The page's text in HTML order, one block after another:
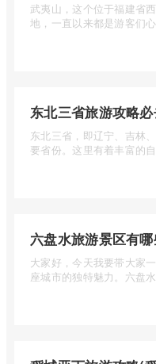
武夷山，这个位于福建省
地，一直以来都是游客们
东北三省，即辽宁、吉林
要省份。这里有着丰富的
大家好，今天我要带大家
座城市的独特魅力。六盘